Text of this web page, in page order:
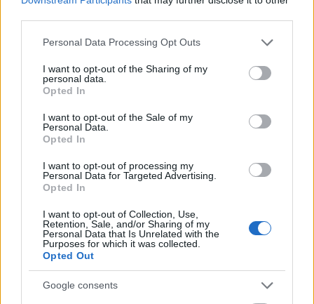
Please note that this website/app uses one or more Google
not limited to your visit or usage behaviour. You may click to
grant or deny consent to Google and its third-party tags to
use your data for below specified purposes in below Google
consent section.
Personal Data Processing Opt Outs
I want to opt-out of the Sharing of my
personal data.
Opted In
I want to opt-out of the Sale of my
Personal Data.
Opted In
I want to opt-out of processing my
Personal Data for Targeted Advertising.
Opted In
I want to opt-out of Collection, Use,
Retention, Sale, and/or Sharing of my
Personal Data that Is Unrelated with the
Purposes for which it was collected.
Opted Out
Google consents
Πρόσφατα
Είσαι μακράν ο καλύτερος προπονητής της Ευρώπης
και είσαι Έλληνας.Οπως πρέπει να είμαστε περήφανοι
για τον Παναθηναϊκό και τον Ολυμπιακό αυτή τη
στιγμή έτσι πρέπει να είμαστε και για σένα.Πραγματικα
είχες το μπάτζε που έχουν οι άλλοι τρεις που πάνε final
four.Απολαυσε αυτό που πέτυχες πάλι όσο κάποιοι
Απάντησε
8 Likes 0 Απαντήσεις
kentroos_k_va...
09/05/2024 - 15:09
Ωραίος ο Μπαρτζώκας. Θυμάμαι όταν κάποτε του
κουνούσαν λευκά μαντήλια στο ίδιο γήπεδο ζητώντας
ειρωνεία γι αυτούς, γλυκιά εκδίκηση για εκείνον.